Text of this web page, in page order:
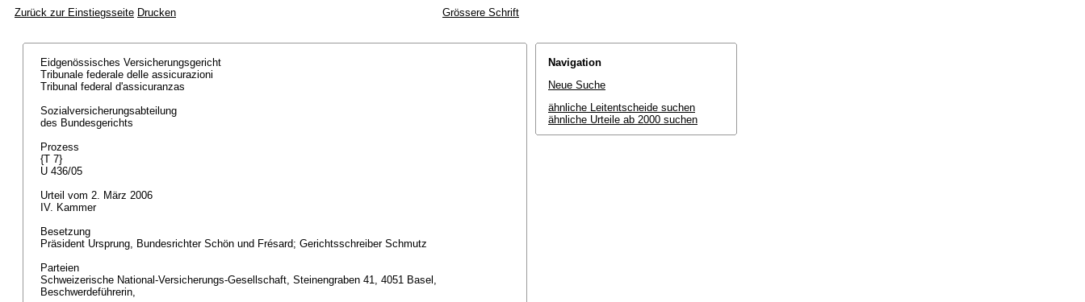
Zurück zur Einstiegsseite Drucken Grössere Schrift
Eidgenössisches Versicherungsgericht
Tribunale federale delle assicurazioni
Tribunal federal d'assicuranzas
Sozialversicherungsabteilung
des Bundesgerichts
Prozess
{T 7}
U 436/05
Urteil vom 2. März 2006
IV. Kammer
Besetzung
Präsident Ursprung, Bundesrichter Schön und Frésard; Gerichtsschreiber Schmutz
Parteien
Schweizerische National-Versicherungs-Gesellschaft, Steinengraben 41, 4051 Basel,
Beschwerdeführerin,
Navigation
Neue Suche
ähnliche Leitentscheide suchen
ähnliche Urteile ab 2000 suchen